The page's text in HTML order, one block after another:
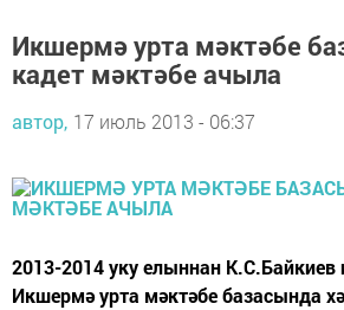
Икшермә урта мәктәбе
кадет мәктәбе ачыла
автор, 17 июль 2013 - 06:37
2013-2014 уку елыннан К.С.Байкиев
Икшермә урта мәктәбе базасында